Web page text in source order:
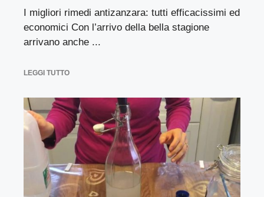
I migliori rimedi antizanzara: tutti efficacissimi ed
economici Con l’arrivo della bella stagione
arrivano anche ...
LEGGI TUTTO